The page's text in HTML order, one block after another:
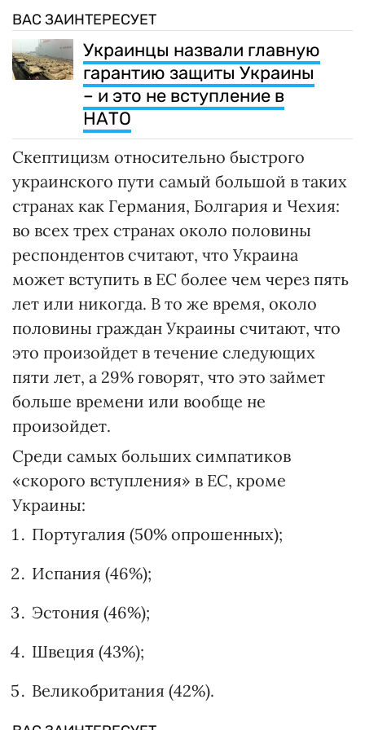
ВАС ЗАИНТЕРЕСУЕТ
Украинцы назвали главную
гарантию защиты Украины
– и это не вступление в
НАТО
Скептицизм относительно быстрого
украинского пути самый большой в таких
странах как Германия, Болгария и Чехия:
во всех трех странах около половины
респондентов считают, что Украина
может вступить в ЕС более чем через пять
лет или никогда. В то же время, около
половины граждан Украины считают, что
это произойдет в течение следующих
пяти лет, а 29% говорят, что это займет
больше времени или вообще не
произойдет.
Среди самых больших симпатиков
«скорого вступления» в ЕС, кроме
Украины:
Португалия (50% опрошенных);
Испания (46%);
Эстония (46%);
Швеция (43%);
Великобритания (42%).